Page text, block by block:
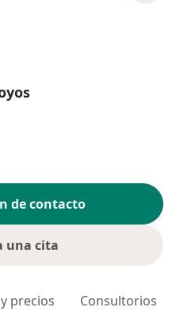
de contacto
una cita
precios Consultorios